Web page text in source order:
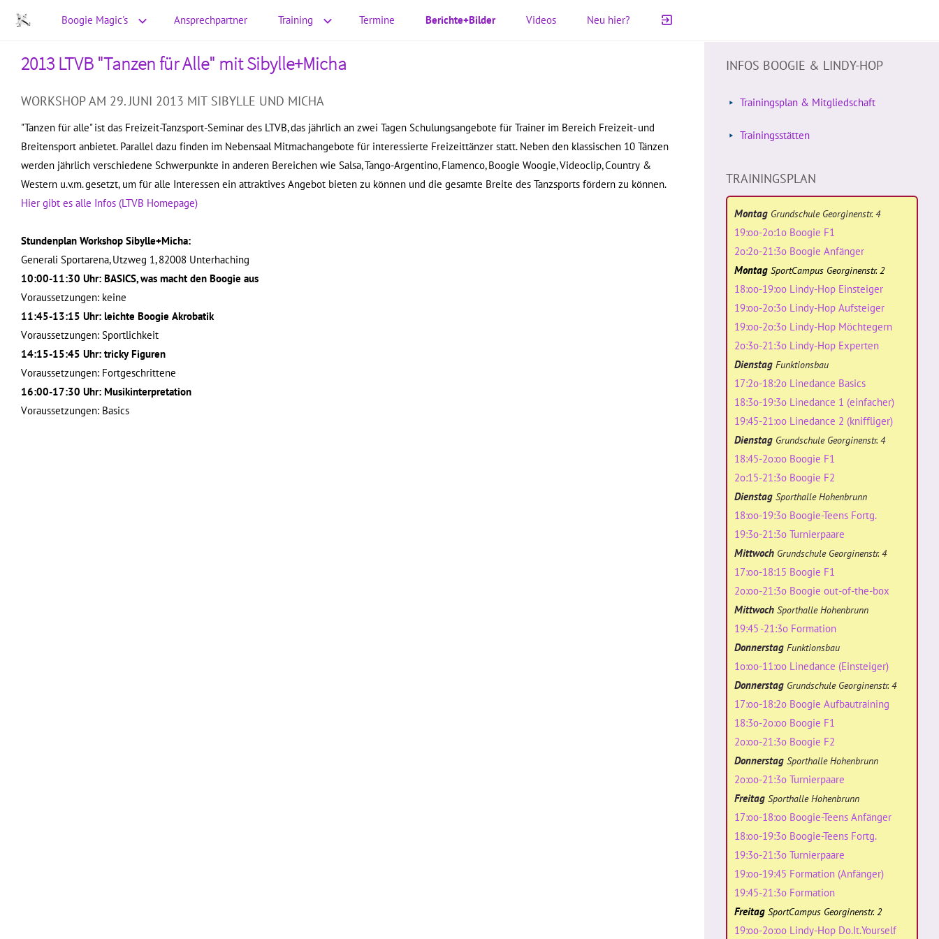
Boogie Magic's Ansprechpartner Training Termine Berichte+Bilder Videos Neu hier?
2013 LTVB "Tanzen für Alle" mit Sibylle+Micha
WORKSHOP AM 29. JUNI 2013 MIT SIBYLLE UND MICHA
"Tanzen für alle" ist das Freizeit-Tanzsport-Seminar des LTVB, das jährlich an zwei Tagen Schulungsangebote für Trainer im Bereich Freizeit- und
Breitensport anbietet. Parallel dazu finden im Nebensaal Mitmachangebote für interessierte Freizeittänzer statt. Neben den klassischen 10 Tänzen
werden jährlich verschiedene Schwerpunkte in anderen Bereichen wie Salsa, Tango-Argentino, Flamenco, Boogie Woogie, Videoclip, Country &
Western u.v.m. gesetzt, um für alle Interessen ein attraktives Angebot bieten zu können und die gesamte Breite des Tanzsports fördern zu können.
Hier gibt es alle Infos (LTVB Homepage)
Stundenplan Workshop Sibylle+Micha:
Generali Sportarena, Utzweg 1, 82008 Unterhaching
10:00-11:30 Uhr: BASICS, was macht den Boogie aus
Voraussetzungen: keine
11:45-13:15 Uhr: leichte Boogie Akrobatik
Voraussetzungen: Sportlichkeit
14:15-15:45 Uhr: tricky Figuren
Voraussetzungen: Fortgeschrittene
16:00-17:30 Uhr: Musikinterpretation
Voraussetzungen: Basics
INFOS BOOGIE & LINDY-HOP
Trainingsplan & Mitgliedschaft
Trainingsstätten
TRAININGSPLAN
Montag Grundschule Georginenstr. 4
19:oo-2o:1o Boogie F1
2o:2o-21:3o Boogie Anfänger
Montag SportCampus Georginenstr. 2
18:oo-19:oo Lindy-Hop Einsteiger
19:oo-2o:3o Lindy-Hop Aufsteiger
19:oo-2o:3o Lindy-Hop Möchtegern
2o:3o-21:3o Lindy-Hop Experten
Dienstag Funktionsbau
17:2o-18:2o Linedance Basics
18:3o-19:3o Linedance 1 (einfacher)
19:45-21:oo Linedance 2 (kniffliger)
Dienstag Grundschule Georginenstr. 4
18:45-2o:oo Boogie F1
2o:15-21:3o Boogie F2
Dienstag Sporthalle Hohenbrunn
18:oo-19:3o Boogie-Teens Fortg.
19:3o-21:3o Turnierpaare
Mittwoch Grundschule Georginenstr. 4
17:oo-18:15 Boogie F1
2o:oo-21:3o Boogie out-of-the-box
Mittwoch Sporthalle Hohenbrunn
19:45 -21:3o Formation
Donnerstag Funktionsbau
1o:oo-11:oo Linedance (Einsteiger)
Donnerstag Grundschule Georginenstr. 4
17:oo-18:2o Boogie Aufbautraining
18:3o-2o:oo Boogie F1
2o:oo-21:3o Boogie F2
Donnerstag Sporthalle Hohenbrunn
2o:oo-21:3o Turnierpaare
Freitag Sporthalle Hohenbrunn
17:oo-18:oo Boogie-Teens Anfänger
18:oo-19:3o Boogie-Teens Fortg.
19:3o-21:3o Turnierpaare
19:oo-19:45 Formation (Anfänger)
19:45-21:3o Formation
Freitag SportCampus Georginenstr. 2
19:oo-2o:oo Lindy-Hop Do.It.Yourself